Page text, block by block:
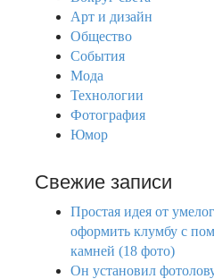
Арт и дизайн
Общество
События
Мода
Технологии
Фотография
Юмор
Свежие записи
Простая идея от
оформить клумбу с
камней (18 фото)
Он установил